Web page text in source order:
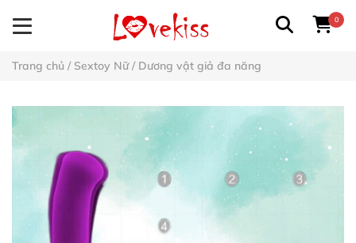
0
Trang chủ / Sextoy Nữ/ Dương vật giả đa năng